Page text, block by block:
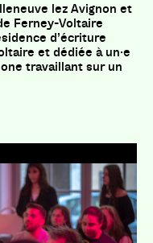
lez Avignon et
Ferney-Voltaire
d’écriture
et dédiée à un·e
travaillant sur un